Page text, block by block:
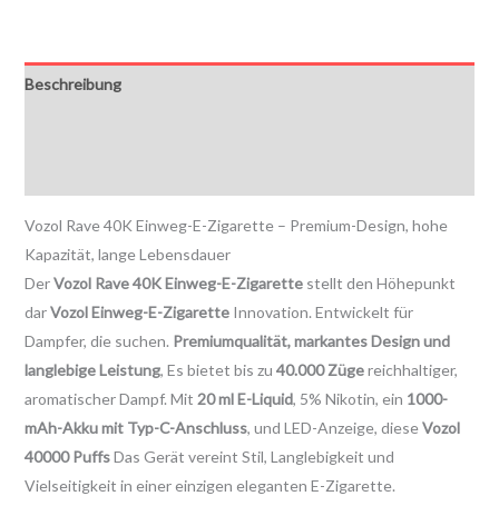
Beschreibung
Vozol Rave 40K Einweg-E-Zigarette – Premium-Design, hohe
Kapazität, lange Lebensdauer
DerVozol Rave 40K Einweg-E-Zigarettestellt den Höhepunkt
darVozol Einweg-E-ZigaretteInnovation. Entwickelt für
Dampfer, die suchen. Premiumqualität, markantes Design und
langlebige Leistung, Es bietet bis zu 40.000 Zügereichhaltiger,
aromatischer Dampf. Mit 20 ml E-Liquid, 5% Nikotin, ein 1000-
mAh-Akku mit Typ-C-Anschluss, und LED-Anzeige, dieseVozol
40000 PuffsDas Gerät vereint Stil, Langlebigkeit und
Vielseitigkeit in einer einzigen eleganten E-Zigarette.